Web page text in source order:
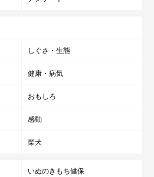
しぐさ・生態
健康・病気
おもしろ
感動
柴犬
いぬのきもち健保